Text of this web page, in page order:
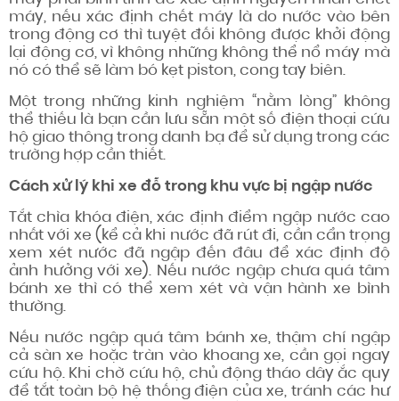
máy, nếu xác định chết máy là do nước vào bên
trong động cơ thì tuyệt đối không được khởi động
lại động cơ, vì không những không thể nổ máy mà
nó có thể sẽ làm bó kẹt piston, cong tay biên.
Một trong những kinh nghiệm “nằm lòng” không
thể thiếu là bạn cần lưu sẵn một số điện thoại cứu
hộ giao thông trong danh bạ để sử dụng trong các
trường hợp cần thiết.
Cách xử lý khi xe đỗ trong khu vực bị ngập nước
Tắt chìa khóa điện, xác định điểm ngập nước cao
nhất với xe (kể cả khi nước đã rút đi, cần cẩn trọng
xem xét nước đã ngập đến đâu để xác định độ
ảnh hưởng với xe). Nếu nước ngập chưa quá tâm
bánh xe thì có thể xem xét và vận hành xe bình
thường.
Nếu nước ngập quá tâm bánh xe, thậm chí ngập
cả sàn xe hoặc tràn vào khoang xe, cần gọi ngay
cứu hộ. Khi chờ cứu hộ, chủ động tháo dây ắc quy
để tắt toàn bộ hệ thống điện của xe, tránh các hư